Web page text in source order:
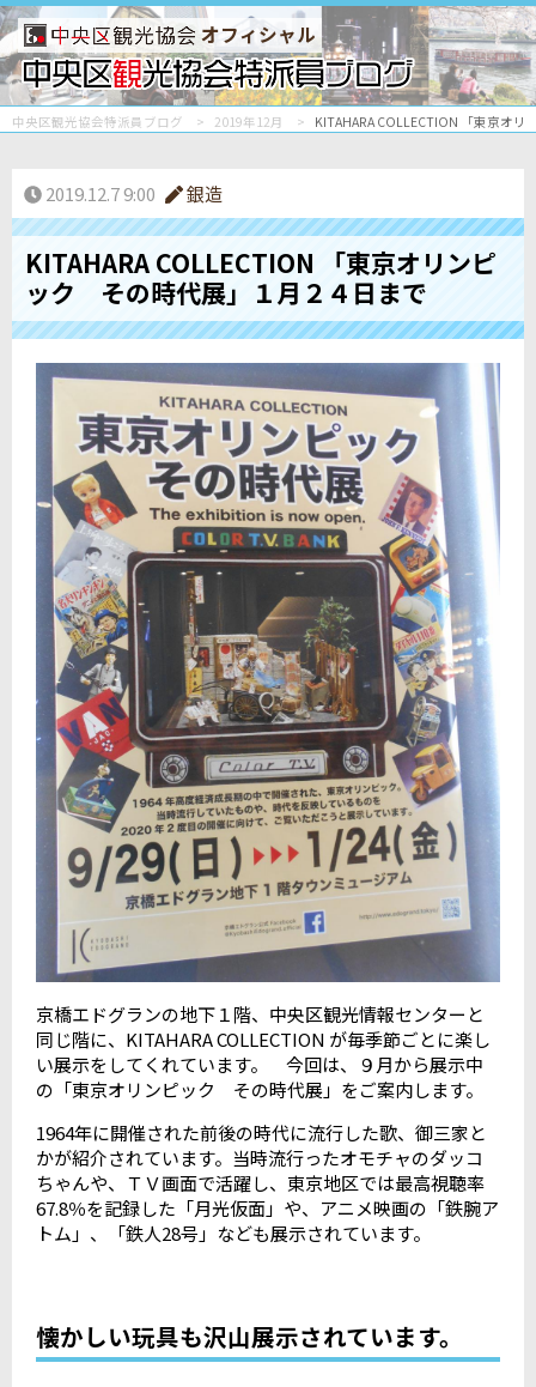
オフィシャル
中央区観光協会特派員ブログ 2019年12月 KITAHARA COLLECTION 「東京オ
2019.12.7 9:00 銀造
KITAHARA COLLECTION 「東京オリンピ
ック その時代展」１月２４日まで
京橋エドグランの地下１階、中央区観光情報センターと
同じ階に、KITAHARA COLLECTION が毎季節ごとに楽し
い展示をしてくれています。 今回は、９月から展示中
の「東京オリンピック その時代展」をご案内します。
1964年に開催された前後の時代に流行した歌、御三家と
かが紹介されています。当時流行ったオモチャのダッコ
ちゃんや、ＴＶ画面で活躍し、東京地区では最高視聴率
67.8％を記録した「月光仮面」や、アニメ映画の「鉄腕ア
トム」、「鉄人28号」なども展示されています。
懐かしい玩具も沢山展示されています。